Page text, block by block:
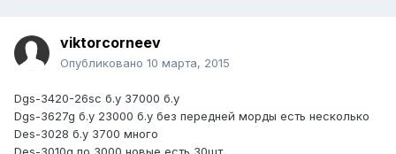
viktorcorneev
Опубликовано 10 марта, 2015
Dgs-3420-26sc б.у 37000 б.у
Dgs-3627g б.у 23000 б.у без передней морды есть несколько
Des-3028 б.у 3700 много